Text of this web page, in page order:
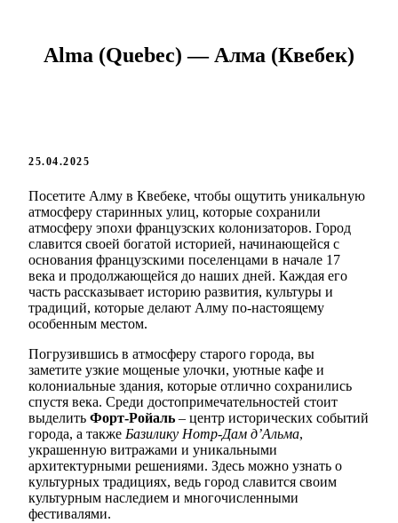
Alma (Quebec) — Алма (Квебек)
25.04.2025
Посетите Алму в Квебеке, чтобы ощутить уникальную
атмосферу старинных улиц, которые сохранили
атмосферу эпохи французских колонизаторов. Город
славится своей богатой историей, начинающейся с
основания французскими поселенцами в начале 17
века и продолжающейся до наших дней. Каждая его
часть рассказывает историю развития, культуры и
традиций, которые делают Алму по-настоящему
особенным местом.
Погрузившись в атмосферу старого города, вы
заметите узкие мощеные улочки, уютные кафе и
колониальные здания, которые отлично сохранились
спустя века. Среди достопримечательностей стоит
выделить Форт-Ройаль – центр исторических событий
города, а также Базилику Нотр-Дам д’Альма,
украшенную витражами и уникальными
архитектурными решениями. Здесь можно узнать о
культурных традициях, ведь город славится своим
культурным наследием и многочисленными
фестивалями.